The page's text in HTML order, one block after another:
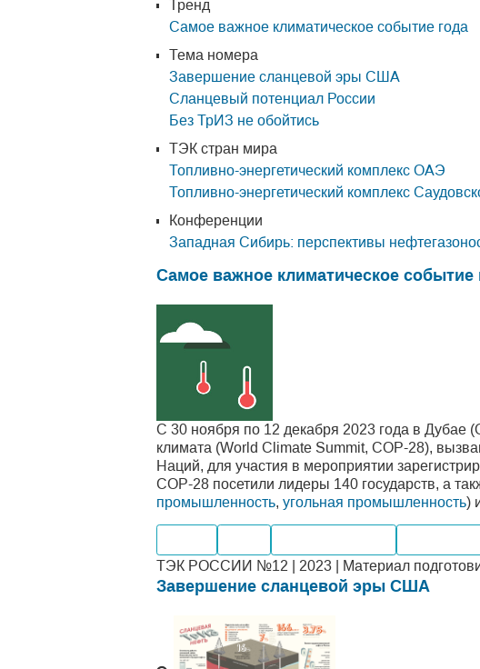
Тренд
Самое важное климатическое событие года
Тема номера
Завершение сланцевой эры США
Сланцевый потенциал России
Без ТрИЗ не обойтись
ТЭК стран мира
Топливно-энергетический комплекс ОАЭ
Топливно-энергетический комплекс
Конференции
Западная Сибирь: перспективы
Самое важное климатическое событие
С 30 ноября по 12 декабря 2023 года в
климата (World Climate Summit, COP-28),
Наций, для участия в мероприятии
СОР-28 посетили лидеры 140 государств, а
промышленность, угольная промышленность)
ТЭК РОССИИ №12 | 2023 | Материал
Завершение сланцевой эры США